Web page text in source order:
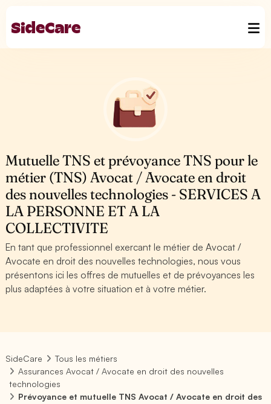
Mutuelle TNS et prévoyance TNS pour le
métier (TNS) Avocat / Avocate en droit
des nouvelles technologies - SERVICES A
LA PERSONNE ET A LA
COLLECTIVITE
En tant que professionnel exercant le métier de Avocat /
Avocate en droit des nouvelles technologies, nous vous
présentons ici les offres de mutuelles et de prévoyances les
plus adaptées à votre situation et à votre métier.
SideCare
Tous les métiers
Assurances Avocat / Avocate en droit des nouvelles
technologies
Prévoyance et mutuelle TNS Avocat / Avocate en droit des